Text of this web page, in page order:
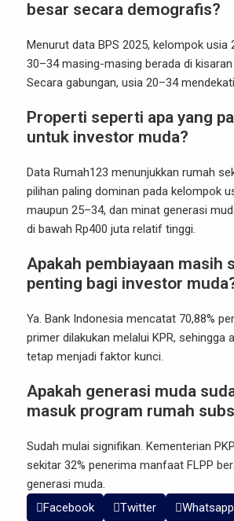
besar secara demografis?
Menurut data BPS 2025, kelompok usia
30–34 masing-masing berada di
Secara gabungan, usia 20–34
Properti seperti apa yang
untuk investor muda?
Data Rumah123 menunjukkan rumah
pilihan paling dominan pada kelompok
maupun 25–34, dan minat generasi
di bawah Rp400 juta relatif tinggi.
Apakah pembiayaan masih
penting bagi investor
Ya. Bank Indonesia mencatat 70,88%
primer dilakukan melalui KPR, sehingga
tetap menjadi faktor kunci.
Apakah generasi muda
masuk program rumah
Sudah mulai signifikan. Kementerian
sekitar 32% penerima manfaat FLPP
generasi muda.
Facebook
Twitter Whatsapp